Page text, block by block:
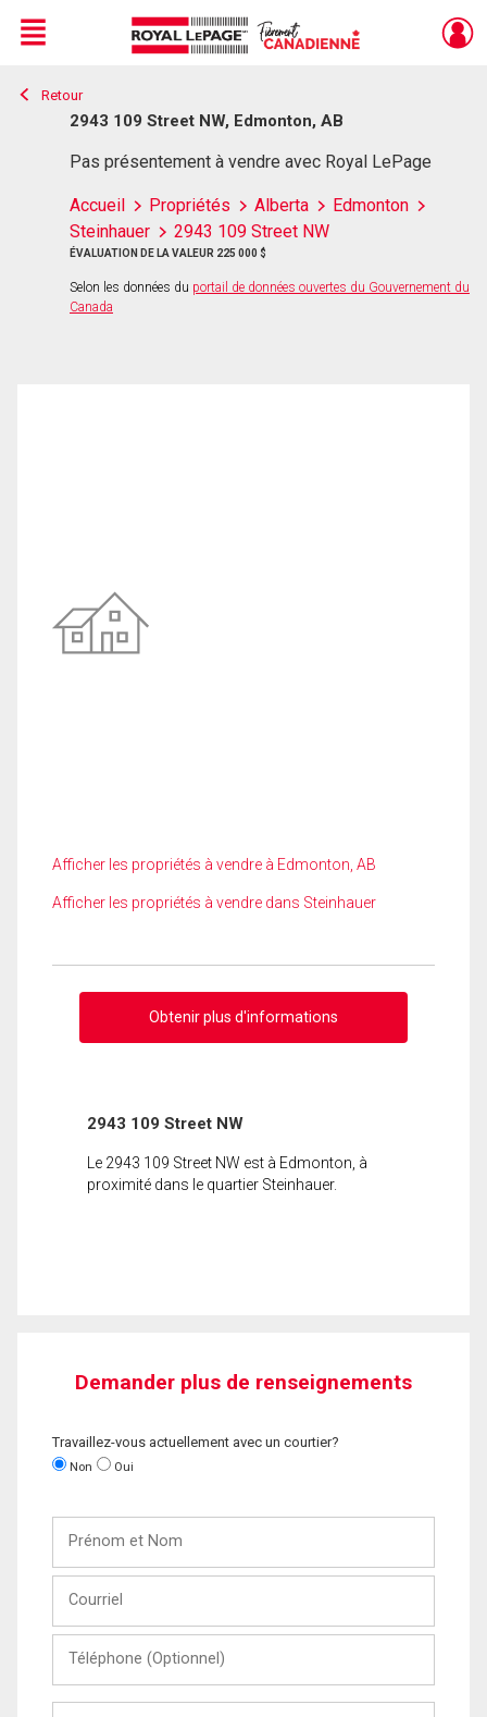
Live
En Direct
Menu
Retour
2943 109 Street NW, Edmonton, AB
Pas présentement à vendre avec Royal LePage
Accueil Propriétés Alberta
Edmonton
Steinhauer
2943 109 Street NW
ÉVALUATION DE LA VALEUR 225 000 $
Selon les données du portail de données ouvertes du Gouvernement du
Canada
Afficher les propriétés à vendre à Edmonton, AB
Afficher les propriétés à vendre dans Steinhauer
Obtenir plus d'informations
2943 109 Street NW
Le 2943 109 Street NW est à Edmonton, à
proximité dans le quartier Steinhauer.
Demander plus de renseignements
Travaillez-vous actuellement avec un courtier?
Non Oui
Nom
(Optionnel)
Message